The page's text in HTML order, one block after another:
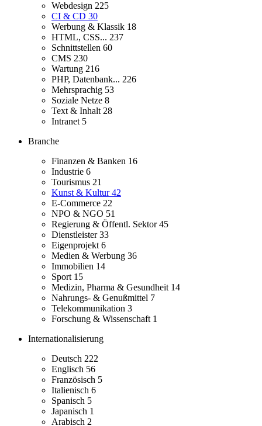
Webdesign 225
CI & CD 30
Werbung & Klassik 18
HTML, CSS... 237
Schnittstellen 60
CMS 230
Wartung 216
PHP, Datenbank... 226
Mehrsprachig 53
Soziale Netze 8
Text & Inhalt 28
Intranet 5
Branche
Finanzen & Banken 16
Industrie 6
Tourismus 21
Kunst & Kultur42
E-Commerce 22
NPO & NGO 51
Regierung & Öffentl. Sektor45
Dienstleister33
Eigenprojekt 6
Medien & Werbung 36
Immobilien 14
Sport 15
Medizin, Pharma & Gesundheit 14
Nahrungs- & Genußmittel 7
Telekommunikation 3
Forschung & Wissenschaft 1
Internationalisierung
Deutsch 222
Englisch 56
Französisch 5
Italienisch 6
Spanisch 5
Japanisch 1
Arabisch 2